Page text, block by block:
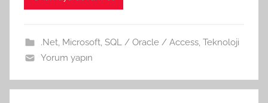
.Net, Microsoft, SQL / Oracle / Access, Teknoloji
Yorum yapın